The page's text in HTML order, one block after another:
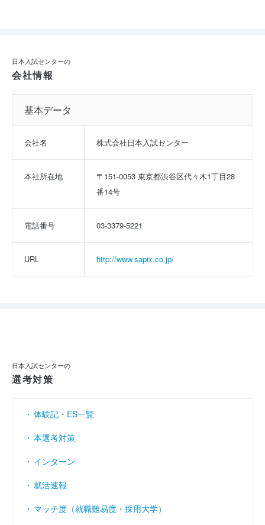
日本入試センターの
会社情報
基本データ
会社名 株式会社日本入試センター
本社所在地
〒151-0053 東京都渋谷区代々木1丁目28
番14号
電話番号 03-3379-5221
URL http://www.sapix.co.jp/
日本入試センターの
選考対策
体験記・ES一覧
本選考対策
インターン
就活速報
マッチ度（就職難易度・採用大学）